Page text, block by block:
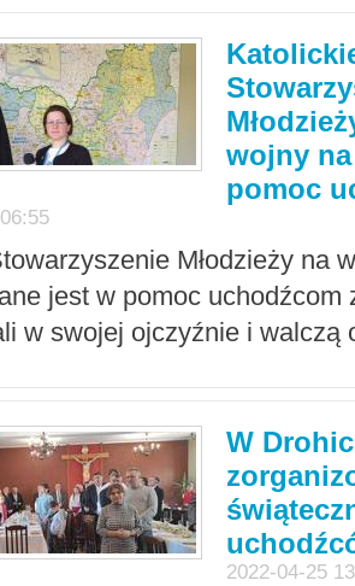
wojny
pomoc
Młodzieży na
jest w pomoc uchodźcom
w swojej ojczyźnie i walczą
W
2022-04-25